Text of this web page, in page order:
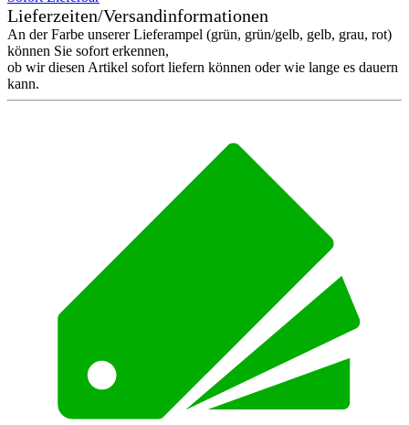
Lieferzeiten/Versandinformationen
An der Farbe unserer Lieferampel (grün, grün/gelb, gelb, grau, rot)
können Sie sofort erkennen,
ob wir diesen Artikel sofort liefern können oder wie lange es dauern
kann.